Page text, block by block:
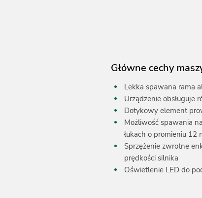
Główne cechy
Lekka spawana rama
Urządzenie obsługuje
Dotykowy element
Możliwość spawania
łukach o promieniu 12
Sprzężenie zwrotne
prędkości silnika
Oświetlenie LED do